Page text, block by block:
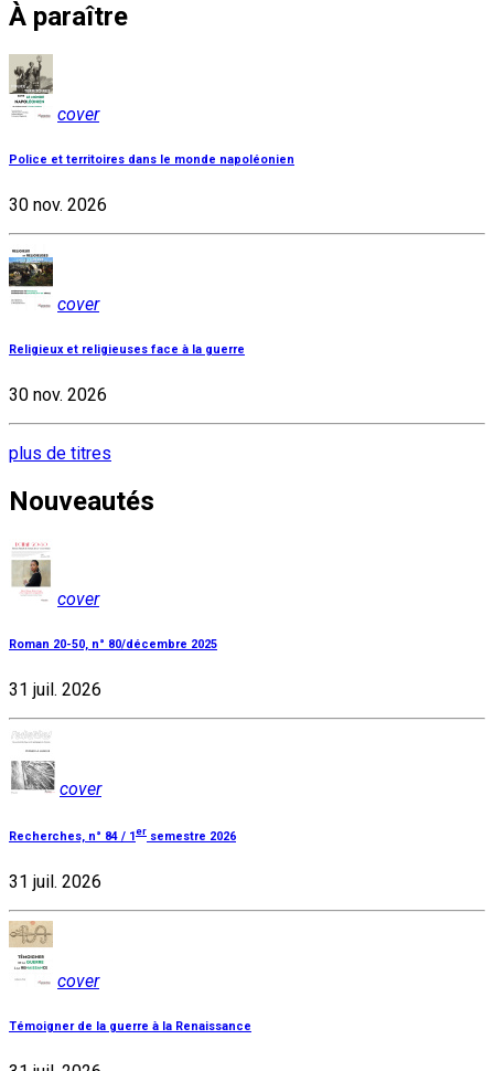
À paraître
cover
Police et territoires dans le monde napoléonien
30 nov. 2026
cover
Religieux et religieuses face à la guerre
30 nov. 2026
plus de titres
Nouveautés
cover
Roman 20-50, n° 80/décembre 2025
31 juil. 2026
cover
Recherches, n° 84 / 1 er semestre 2026
31 juil. 2026
cover
Témoigner de la guerre à la Renaissance